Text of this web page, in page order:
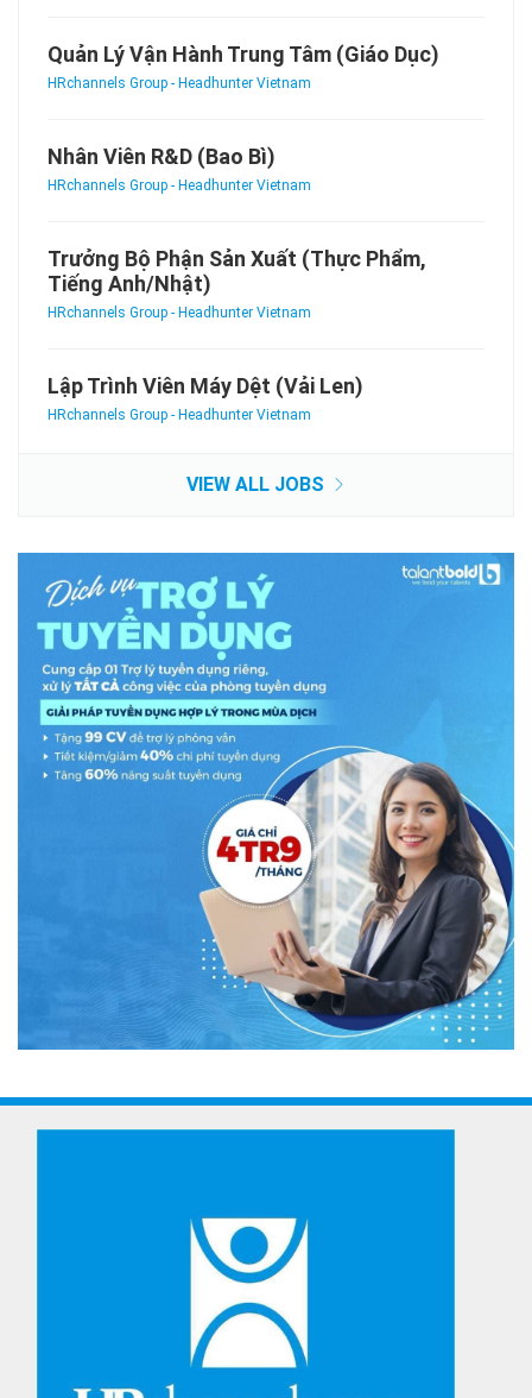
Quản Lý Vận Hành Trung Tâm (Giáo Dục)
HRchannels Group - Headhunter Vietnam
Nhân Viên R&D (Bao Bì)
HRchannels Group - Headhunter Vietnam
Trưởng Bộ Phận Sản Xuất (Thực Phẩm,
Tiếng Anh/Nhật)
HRchannels Group - Headhunter Vietnam
Lập Trình Viên Máy Dệt (Vải Len)
HRchannels Group - Headhunter Vietnam
VIEW ALL JOBS